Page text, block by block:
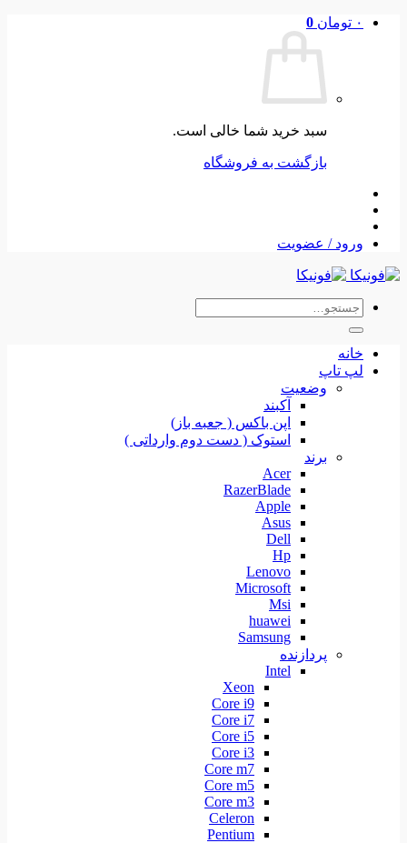
Skip
۰ تومان 0
سبد خرید شما خالی است.
بازگشت به فروشگاه
ورود / عضویت
جستجو
خانه
لپ تاپ
وضعیت
آکبند
اپن باکس ( جعبه باز)
استوک ( دست دوم وارداتی )
برند
Acer
RazerBlade
Apple
Asus
Dell
Hp
Lenovo
Microsoft
Msi
huawei
Samsung
پردازنده
Intel
Xeon
Core i9
Core i7
Core i5
Core i3
Core m7
Core m5
Core m3
Celeron
Pentium